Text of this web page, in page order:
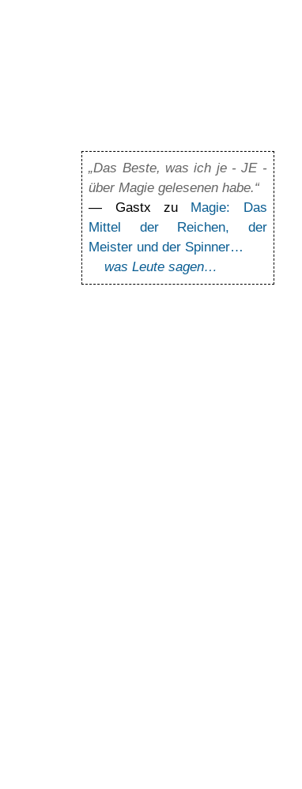
„Das Beste, was ich je - JE -
über Magie gelesenen habe.“
— Gastx zu Magie: Das
Mittel der Reichen, der
Meister und der Spinner…
was Leute sagen…